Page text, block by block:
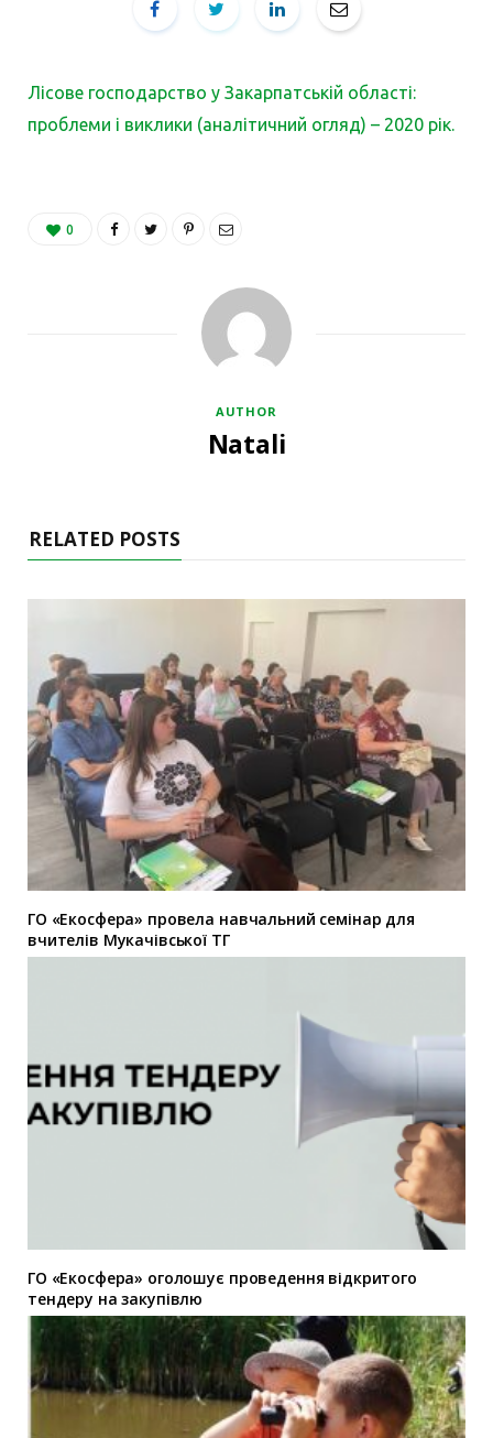
Лісове господарство у Закарпатській області:
проблеми і виклики (аналітичний огляд) – 2020 рік.
0
AUTHOR
Natali
RELATED POSTS
ГО «Екосфера» провела навчальний семінар для
вчителів Мукачівської ТГ
ГО «Екосфера» оголошує проведення відкритого
тендеру на закупівлю